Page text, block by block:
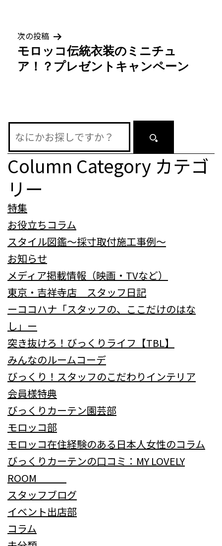
ビ
ゲ
ー
ョ
ン
次の投稿
モロッコ伝統衣装のミニチュ
ア！？プレゼントキャンペーン
Column Category カテゴ
リー
特集
お役立ちコラム
スタイル図鑑～採寸取付施工事例～
お知らせ
メディア掲載情報（映画・TVなど）
東京・吉祥寺店 スタッフ日記
ーココハナ「スタッフの、ここだけのはな
し」ー
突き抜けろ！びっくりライフ【TBL】
みんなのルームコーデ
びっくり！スタッフのこだわりインテリア
会員様特典
びっくりカーテン園芸部
モロッコ部
モロッコ在住経験のある日本人女性のコラム
びっくりカーテンの口コミ：MY LOVELY
ROOM
スタッフブログ
イベント出店部
コラム